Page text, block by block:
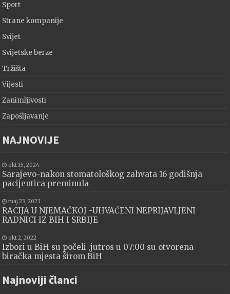
Sport
Strane kompanije
Svijet
Svijetske berze
Tržišta
Vijesti
Zanimljivosti
Zapošljavanje
NAJNOVIJE
okt 15, 2024
Sarajevo-nakon stomatološkog zahvata 16 godišnja
pacijentica preminula
maj 23, 2023
RACIJA U NJEMAČKOJ -UHVAĆENI NEPRIJAVLJENI
RADNICI IZ BIH I SRBIJE
okt 2, 2022
Izbori u BiH su počeli ,jutros u 07:00 su otvorena
biračka mjesta širom BiH
Najnoviji članci